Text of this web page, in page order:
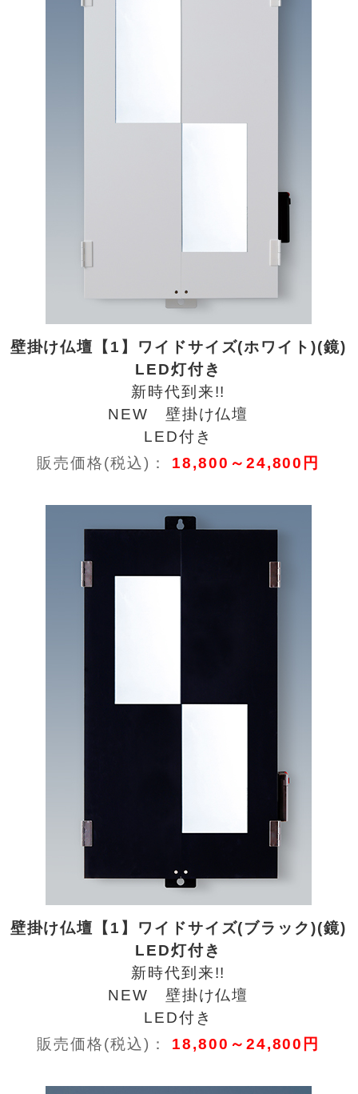
壁掛け仏壇【1】ワイドサイズ(ホワイト)(鏡)
LED灯付き
新時代到来!!
NEW 壁掛け仏壇
LED付き
販売価格(税込)： 18,800～24,800円
壁掛け仏壇【1】ワイドサイズ(ブラック)(鏡)
LED灯付き
新時代到来!!
NEW 壁掛け仏壇
LED付き
販売価格(税込)： 18,800～24,800円